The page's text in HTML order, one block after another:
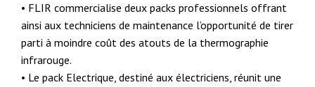
• FLIR commercialise deux packs professionnels offrant
ainsi aux techniciens de maintenance l’opportunité de tirer
parti à moindre coût des atouts de la thermographie
infrarouge.
• Le pack Electrique, destiné aux électriciens, réunit une